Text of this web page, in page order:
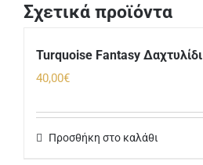
Σχετικά προϊόντα
Turquoise Fantasy Δαχτυλίδι
40,00€
Προσθήκη στο καλάθι